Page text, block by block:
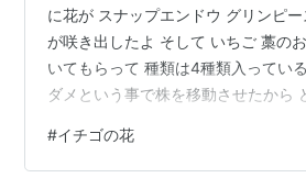
に花が スナップエンドウ グリンピ
が咲き出したよ そして いちご 藁の
いてもらって 種類は4種類入ってい
ダメという事で株を移動させたから
実がつきますように #畑 #エンドウ
#イチゴの花